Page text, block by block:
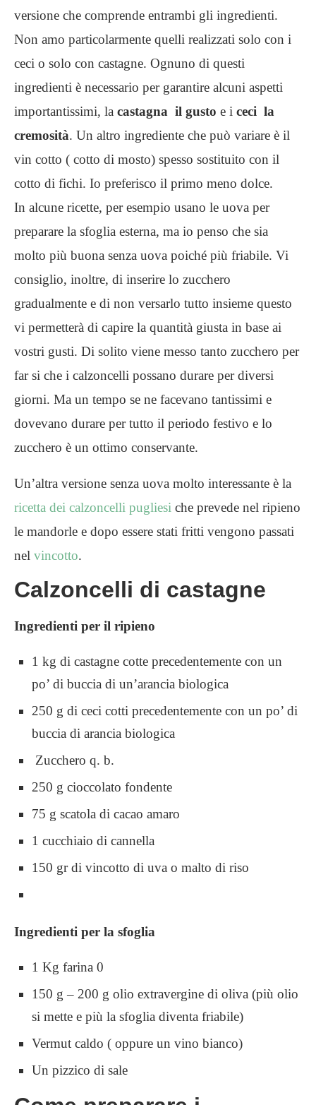
versione che comprende entrambi gli ingredienti.
Non amo particolarmente quelli realizzati solo con i
ceci o solo con castagne. Ognuno di questi
ingredienti è necessario per garantire alcuni aspetti
importantissimi, la castagna il gusto e i ceci la
cremosità. Un altro ingrediente che può variare è il
vin cotto ( cotto di mosto) spesso sostituito con il
cotto di fichi. Io preferisco il primo meno dolce.
In alcune ricette, per esempio usano le uova per
preparare la sfoglia esterna, ma io penso che sia
molto più buona senza uova poiché più friabile. Vi
consiglio, inoltre, di inserire lo zucchero
gradualmente e di non versarlo tutto insieme questo
vi permetterà di capire la quantità giusta in base ai
vostri gusti. Di solito viene messo tanto zucchero per
far si che i calzoncelli possano durare per diversi
giorni. Ma un tempo se ne facevano tantissimi e
dovevano durare per tutto il periodo festivo e lo
zucchero è un ottimo conservante.
Un’altra versione senza uova molto interessante è la
ricetta dei calzoncelli pugliesi che prevede nel ripieno
le mandorle e dopo essere stati fritti vengono passati
nel vincotto.
Calzoncelli di castagne
Ingredienti per il ripieno
1 kg di castagne cotte precedentemente con un
po’ di buccia di un’arancia biologica
250 g di ceci cotti precedentemente con un po’ di
buccia di arancia biologica
Zucchero q. b.
250 g cioccolato fondente
75 g scatola di cacao amaro
1 cucchiaio di cannella
150 gr di vincotto di uva o malto di riso
Ingredienti per la sfoglia
1 Kg farina 0
150 g – 200 g olio extravergine di oliva (più olio
si mette e più la sfoglia diventa friabile)
Vermut caldo ( oppure un vino bianco)
Un pizzico di sale